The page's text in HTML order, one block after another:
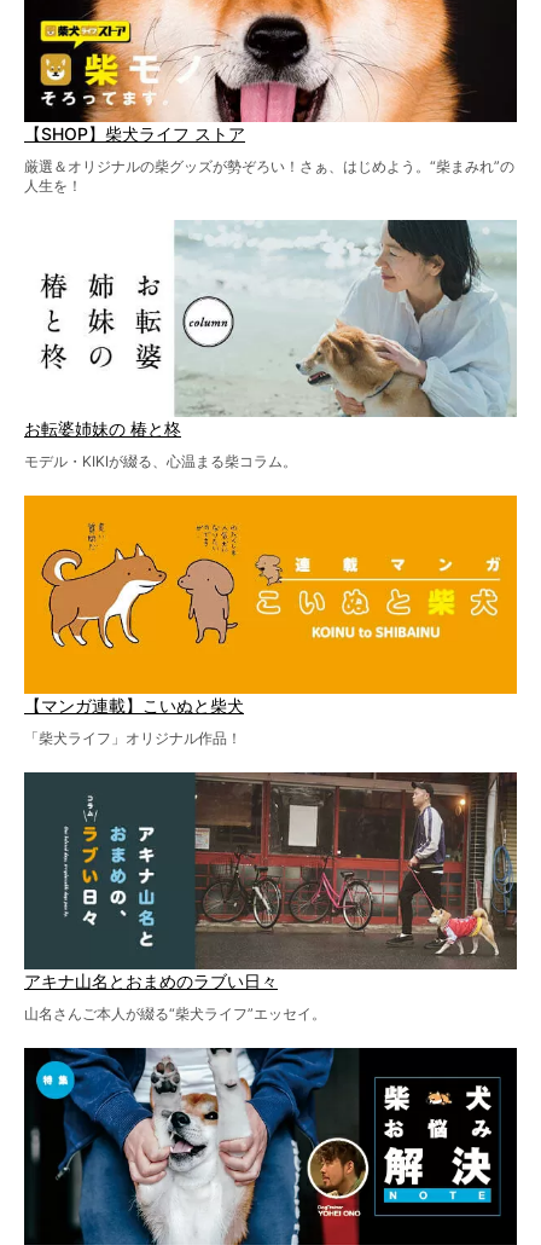
【SHOP】柴犬ライフ ストア
厳選＆オリジナルの柴グッズが勢ぞろい！さぁ、はじめよう。“柴まみれ”の
人生を！
お転婆姉妹の 椿と柊
モデル・KIKIが綴る、心温まる柴コラム。
【マンガ連載】こいぬと柴犬
「柴犬ライフ」オリジナル作品！
アキナ山名とおまめのラブい日々
山名さんご本人が綴る“柴犬ライフ”エッセイ。